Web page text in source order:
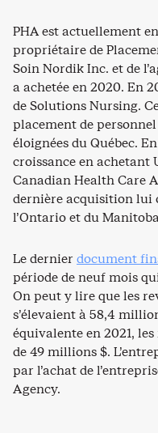
PHA est actuellement
propriétaire de
Soin Nordik Inc. et de
a achetée en 2020. En
de Solutions Nursing.
placement de
éloignées du Québec.
croissance en achetant
Canadian Health Care
dernière acquisition lui
l’Ontario et du
Le dernier document
période de neuf mois
On peut y lire que les
s’élevaient à 58,4
équivalente en 2021,
de 49 millions $.
par l’achat de
Agency.